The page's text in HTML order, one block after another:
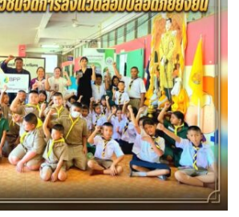
นัก
กฎหมาย
ภาย
ใต้
วิกฤติ
ศรัทธา